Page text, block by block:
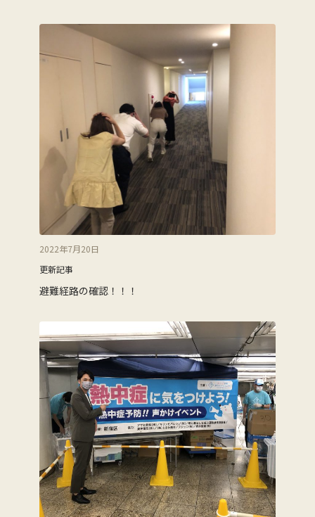
2022年7月20日
更新記事
避難経路の確認！！！